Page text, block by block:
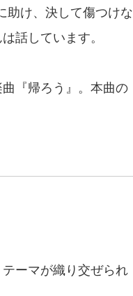
助け、決して傷つけな
話しています。
『帰ろう』。本曲の
ーマが織り交ぜられ